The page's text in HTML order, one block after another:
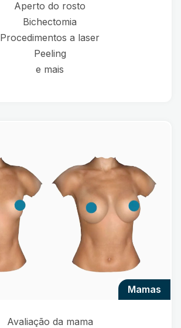
Aperto do rosto
Bichectomia
Procedimentos a laser
Peeling
e mais
mamas
Avaliação da mama